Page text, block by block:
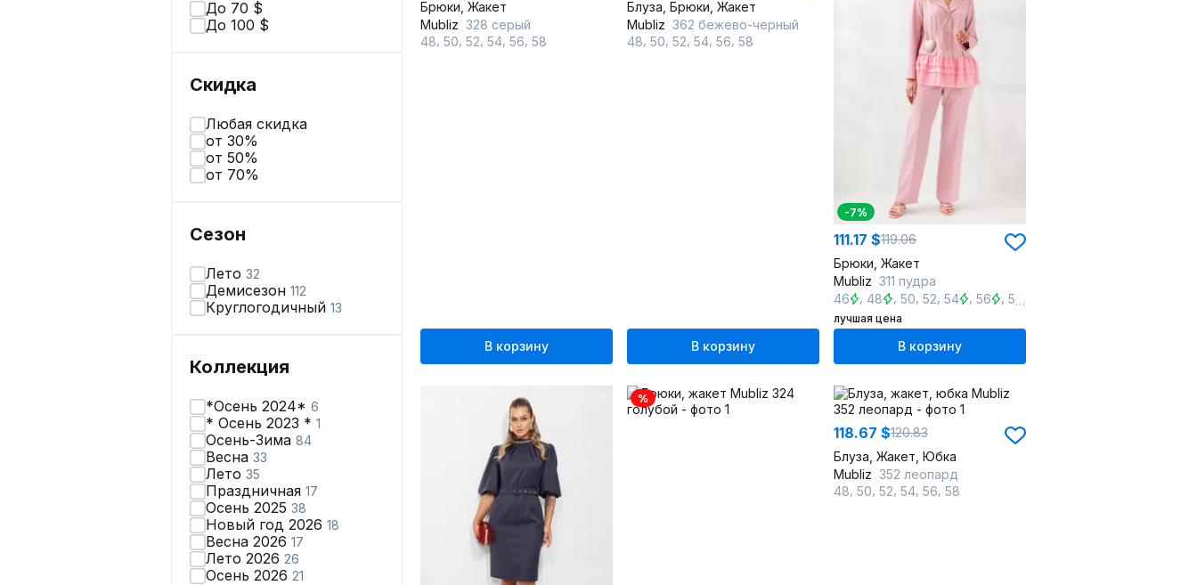
До 70 $
До 100 $
Скидка
Любая скидка
от 30%
от 50%
от 70%
Сезон
Лето 32
Демисезон 112
Круглогодичный 13
Коллекция
*Осень 2024* 6
* Осень 2023 * 1
Осень-Зима 84
Весна 33
Лето 35
Праздничная 17
Осень 2025 38
Новый год 2026 18
Весна 2026 17
Лето 2026 26
Осень 2026 21
Брюки, Жакет
Mubliz 328 серый
48 50 52 54 56 58
В корзину
Блуза, Брюки, Жакет
Mubliz 362 бежево-черный
48 50 52 54 56 58
В корзину
-7%
111.17 $119.06
Брюки, Жакет
Mubliz 311 пудра
46
48 50 52 54 56 58
лучшая цена
В корзину
%
118.67 $120.83
Блуза, Жакет, Юбка
Mubliz 352 леопард
48 50 52 54 56 58